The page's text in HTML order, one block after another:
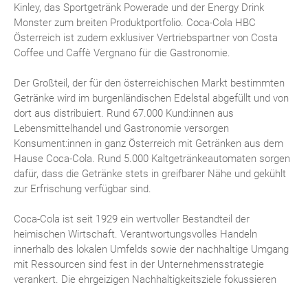
Kinley, das Sportgetränk Powerade und der Energy Drink
Monster zum breiten Produktportfolio. Coca-Cola HBC
Österreich ist zudem exklusiver Vertriebspartner von Costa
Coffee und Caffè Vergnano für die Gastronomie.
Der Großteil, der für den österreichischen Markt bestimmten
Getränke wird im burgenländischen Edelstal abgefüllt und von
dort aus distribuiert. Rund 67.000 Kund:innen aus
Lebensmittelhandel und Gastronomie versorgen
Konsument:innen in ganz Österreich mit Getränken aus dem
Hause Coca-Cola. Rund 5.000 Kaltgetränkeautomaten sorgen
dafür, dass die Getränke stets in greifbarer Nähe und gekühlt
zur Erfrischung verfügbar sind.
Coca-Cola ist seit 1929 ein wertvoller Bestandteil der
heimischen Wirtschaft. Verantwortungsvolles Handeln
innerhalb des lokalen Umfelds sowie der nachhaltige Umgang
mit Ressourcen sind fest in der Unternehmensstrategie
verankert. Die ehrgeizigen Nachhaltigkeitsziele fokussieren